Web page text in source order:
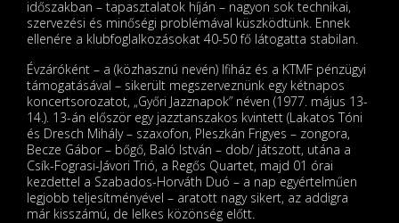
időszakban – tapasztalatok híján – nagyon sok technikai,
szervezési és minőségi problémával küszködtünk. Ennek
ellenére a klubfoglalkozásokat 40-50 fő látogatta stabilan.
Évzáróként – a (közhasznú nevén) Ifiház és a KTMF pénzügyi
támogatásával – sikerült megszerveznünk egy kétnapos
koncertsorozatot, „Győri Jazznapok” néven (1977. május 13-
14.). 13-án először egy jazztanszakos kvintett (Lakatos Tóni
és Dresch Mihály – szaxofon, Pleszkán Frigyes – zongora,
Becze Gábor – bőgő, Baló István – dob/ játszott, utána a
Csík-Fograsi-Jávori Trió, a Regős Quartet, majd 01 órai
kezdettel a Szabados-Horváth Duó – a nap egyértelműen
legjobb teljesítményével – aratott nagy sikert, az addigra
már kisszámú, de lelkes közönség előtt.